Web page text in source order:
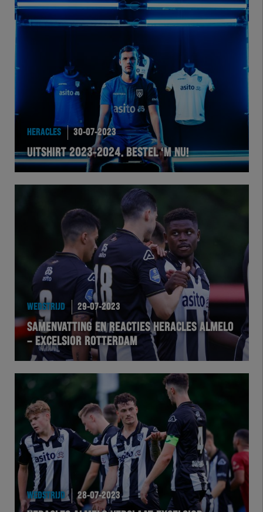
HERACLES 30-07-2023
UITSHIRT 2023-2024. BESTEL ‘M NU!
WEDSTRIJD 29-07-2023
SAMENVATTING EN REACTIES HERACLES ALMELO
– EXCELSIOR ROTTERDAM
WEDSTRIJD 28-07-2023